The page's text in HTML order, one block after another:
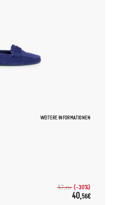
WEITERE INFORMATIONEN
57,95€ (-30%)
40,56€